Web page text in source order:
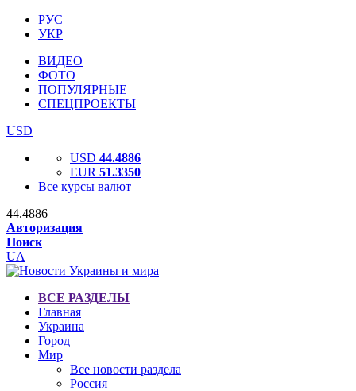
РУС
УКР
ВИДЕО
ФОТО
ПОПУЛЯРНЫЕ
СПЕЦПРОЕКТЫ
USD
USD 44.4886
EUR 51.3350
Все курсы валют
44.4886
Авторизация
Поиск
UA
ВСЕ РАЗДЕЛЫ
Главная
Украина
Город
Мир
Все новости раздела
Россия